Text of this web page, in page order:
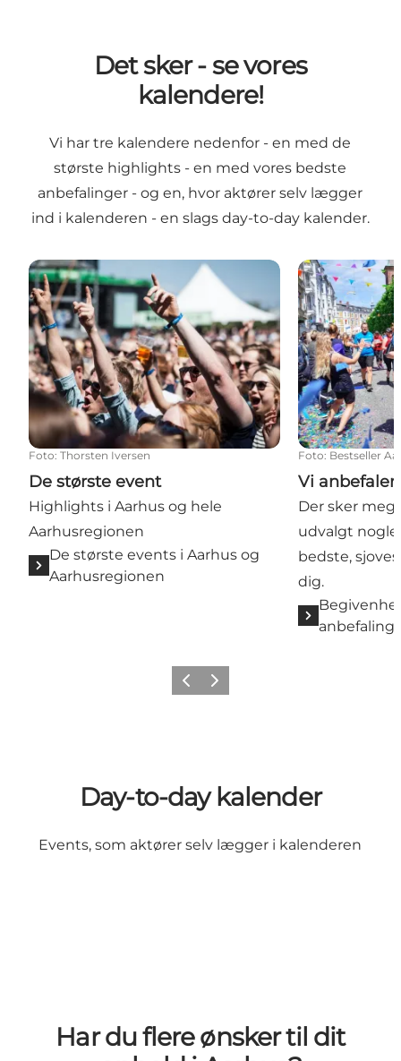
Det sker - se vores
kalendere!
Vi har tre kalendere nedenfor - en med de
største highlights - en med vores bedste
anbefalinger - og en, hvor aktører selv lægger
ind i kalenderen - en slags day-to-day kalender.
De største event
Foto: Thorsten Iversen
De største event
Highlights i Aarhus og hele
Aarhusregionen
De største events i Aarhus og
Aarhusregionen
Vi anbefaler
Foto: Bestseller
Vi anbefaler
Der sker
udvalgt nogle
bedste,
dig.
ForrigeNæste
Day-to-day kalender
Events, som aktører selv lægger i kalenderen
Har du flere ønsker til dit